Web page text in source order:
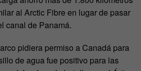
al Arctic Fibre en lugar de pasar
canal de Panamá.
pidiera permiso a Canadá para
de agua fue positivo para las